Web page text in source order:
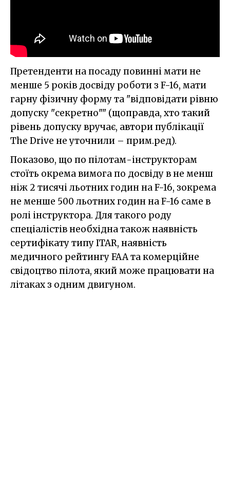
Претенденти на посаду повинні мати не
менше 5 років досвіду роботи з F-16, мати
гарну фізичну форму та "відповідати рівню
допуску "секретно"" (щоправда, хто такий
рівень допуску вручає, автори публікації
The Drive не уточнили – прим.ред).
Показово, що по пілотам-інструкторам
стоїть окрема вимога по досвіду в не менш
ніж 2 тисячі льотних годин на F-16, зокрема
не менше 500 льотних годин на F-16 саме в
ролі інструктора. Для такого роду
спеціалістів необхідна також наявність
сертифікату типу ITAR, наявність
медичного рейтингу FAA та комерційне
свідоцтво пілота, який може працювати на
літаках з одним двигуном.